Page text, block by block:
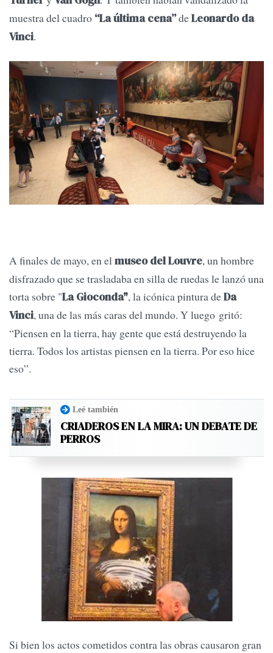
muestra del cuadro “La última cena”deLeonardo da
Vinci.
A finales de mayo, en elmuseo del Louvre, un hombre
disfrazado que se trasladaba en silla de ruedas le lanzó una
torta sobre "La Gioconda", la icónica pintura deDa
Vinci, una de las más caras del mundo. Y luego gritó:
“Piensen en la tierra, hay gente que está destruyendo la
tierra. Todos los artistas piensen en la tierra. Por eso hice
eso”.
Leé también
CRIADEROS EN LA MIRA: UN DEBATE DE
PERROS
Si bien los actos cometidos contra las obras causaron gran